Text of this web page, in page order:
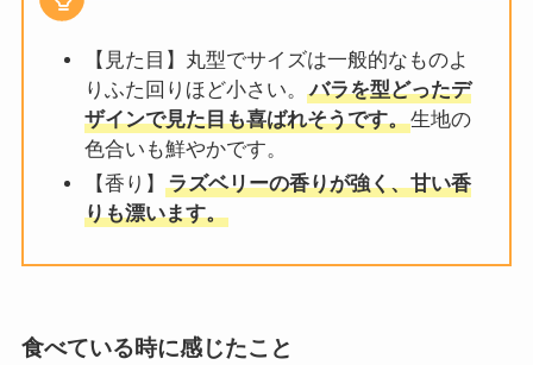
【見た目】丸型でサイズは一般的なものよ
りふた回りほど小さい。
バラを型どったデ
ザインで見た目も喜ばれそうです。生地の
色合いも鮮やかです。
【香り】
ラズベリーの香りが強く、甘い香
りも漂います。
食べている時に感じたこと